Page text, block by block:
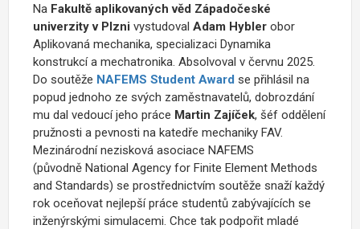
Na Fakultě aplikovaných věd Západočeské
univerzity v Plzni vystudoval Adam Hybler obor
Aplikovaná mechanika, specializaci Dynamika
konstrukcí a mechatronika. Absolvoval v červnu 2025.
Do soutěže NAFEMS Student Award se přihlásil na
popud jednoho ze svých zaměstnavatelů, dobrozdání
mu dal vedoucí jeho práce Martin Zajíček, šéf oddělení
pružnosti a pevnosti na katedře mechaniky FAV.
Mezinárodní nezisková asociace NAFEMS
(původně National Agency for Finite Element Methods
and Standards) se prostřednictvím soutěže snaží každý
rok oceňovat nejlepší práce studentů zabývajících se
inženýrskými simulacemi. Chce tak podpořit mladé